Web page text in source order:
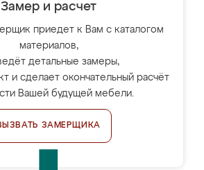
Замер и расчет
приедет к Вам с каталогом
материалов,
детальные замеры,
и сделает окончательный расчёт
Вашей будущей мебели.
ЗАМЕРЩИКА